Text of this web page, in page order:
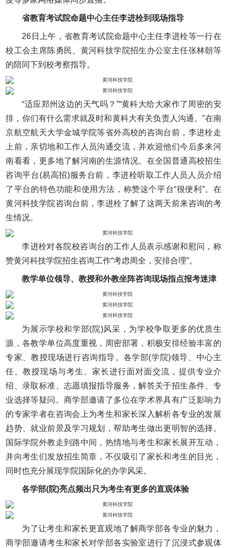
省教育考试院命题中心主任李进栓到现场指导
26日上午，省教育考试院命题中心主任李进栓等一行在
校工会主席陈勇民、黄河科技学院招生办公室主任张林朝等
的陪同下到校考察指导。
“适应郑州这边的天气吗？”“黄科大给大家作了周密的安
排，你们有什么需求就及时和黄科大有关负责人沟通。”在南
京航空航天大学金城学院等省外高校的咨询台前，李进栓走
上前，亲切地和工作人员沟通交流，并欢迎他们今后多来河
南看看，更多地了解河南的生源情况。在全国普通高校招生
咨询平台(易高招)服务台前，李进栓听取工作人员人员介绍
了平台的特色功能和使用方法，称赞这个平台“很便利”。在
黄河科技学院咨询台前，李进栓了解了这两天前来咨询的考
生情况。
李进栓对各院校咨询台的工作人员表示感谢和慰问，称
赞黄河科技学院招生咨询工作“考虑周全，安排合理”。
教学单位领导、教授和外教坐阵咨询现场指点报考迷津
为展示学校和学部(院)风采，为学校争取更多的优质生
源，各教学单位高度重视，周密部署，积极安排经验丰富的
专家、教授现场进行咨询指导。各学部(学院)领导、中心主
任、教授现场与考生、家长进行面对面交流，提供专业介
绍、录取标准、志愿填报指导服务，解答关于招生条件、专
业选择等疑问。商学部邀请了多位在学术界具有广泛影响力
的专家学者在咨询会上为考生和家长深入解析各专业的发展
趋势、就业前景及学习规划，帮助考生做出更明智的选择。
国际学院外教走到路中间，热情地与考生和家长展开互动，
并向考生们发放招生简章，不仅吸引了家长和考生的目光，
同时也充分展现学院国际化的办学风采。
各学部(院)亮点频出只为考生有更多的直观体验
为了让考生和家长更直观地了解商学部各专业的魅力，
商学部邀请考生和家长对学部各实验室进行了沉浸式参观体